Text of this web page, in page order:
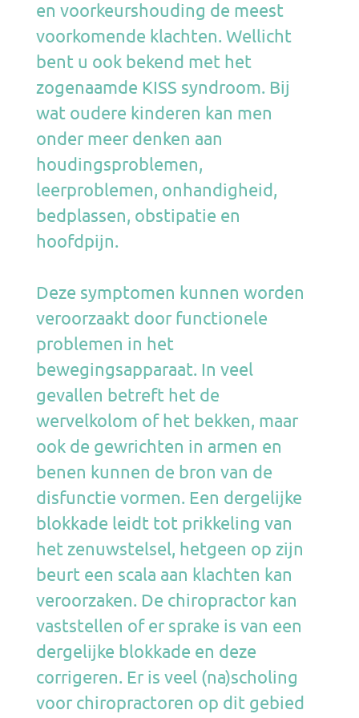
en voorkeurshouding de meest
voorkomende klachten. Wellicht
bent u ook bekend met het
zogenaamde KISS syndroom. Bij
wat oudere kinderen kan men
onder meer denken aan
houdingsproblemen,
leerproblemen, onhandigheid,
bedplassen, obstipatie en
hoofdpijn.
Deze symptomen kunnen worden
veroorzaakt door functionele
problemen in het
bewegingsapparaat. In veel
gevallen betreft het de
wervelkolom of het bekken, maar
ook de gewrichten in armen en
benen kunnen de bron van de
disfunctie vormen. Een dergelijke
blokkade leidt tot prikkeling van
het zenuwstelsel, hetgeen op zijn
beurt een scala aan klachten kan
veroorzaken. De chiropractor kan
vaststellen of er sprake is van een
dergelijke blokkade en deze
corrigeren. Er is veel (na)scholing
voor chiropractoren op dit gebied